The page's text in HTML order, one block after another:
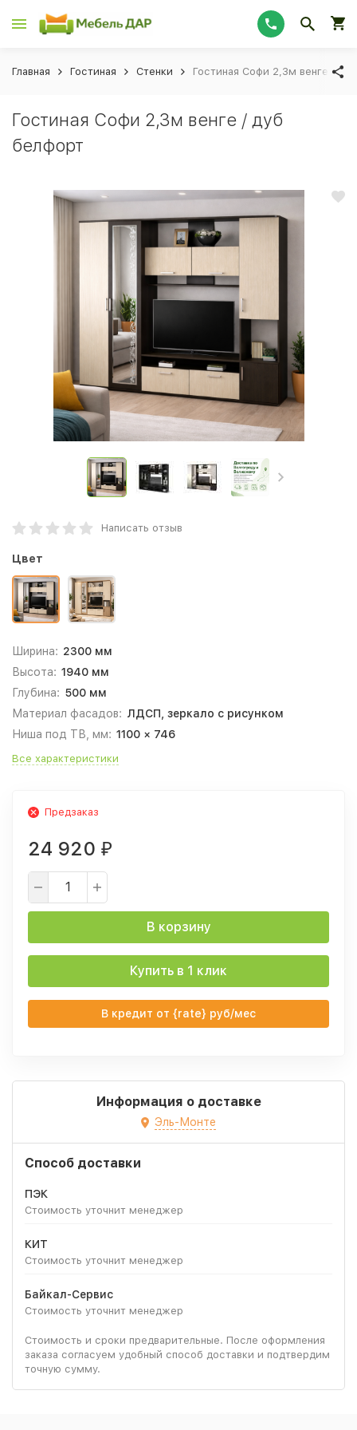
Главная Гостиная Стенки Гостиная Софи 2,3м венге /
Гостиная Софи 2,3м венге / дуб
белфорт
Написать отзыв
Цвет
Ширина: 2300 мм
Высота: 1940 мм
Глубина: 500 мм
Материал фасадов: ЛДСП, зеркало с рисунком
Ниша под ТВ, мм: 1100 × 746
Все характеристики
Предзаказ
24 920 ₽
В корзину
Купить в 1 клик
В кредит от {rate} руб/мес
Информация о доставке
Эль-Монте
Способ доставки
ПЭК
Стоимость уточнит менеджер
КИТ
Стоимость уточнит менеджер
Байкал-Сервис
Стоимость уточнит менеджер
Стоимость и сроки предварительные. После оформления
заказа согласуем удобный способ доставки и подтвердим
точную сумму.